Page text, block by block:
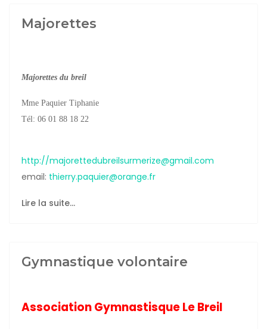
Majorettes
Majorettes du breil
Mme Paquier Tiphanie
Tél: 06 01 88 18 22
http://majorettedubreilsurmerize@gmail.com
email: thierry.paquier@orange.fr
Lire la suite...
Gymnastique volontaire
Association Gymnastisque Le Breil